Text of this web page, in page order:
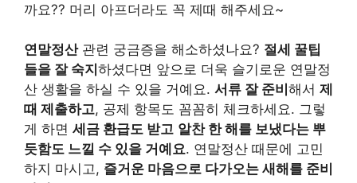
까요?? 머리 아프더라도 꼭 제때 해주세요~
연말정산관련 궁금증을 해소하셨나요? 절세 꿀팁
들을 잘 숙지 하셨다면 앞으로 더욱 슬기로운 연말정
산 생활을 하실 수 있을 거예요. 서류 잘 준비 해서 제
때 제출하고, 공제 항목도 꼼꼼히 체크하세요. 그렇
게 하면 세금 환급도 받고 알찬 한 해를 보냈다는 뿌
듯함도 느낄 수 있을 거예요. 연말정산 때문에 고민
하지 마시고, 즐거운 마음으로 다가오는 새해를 준비